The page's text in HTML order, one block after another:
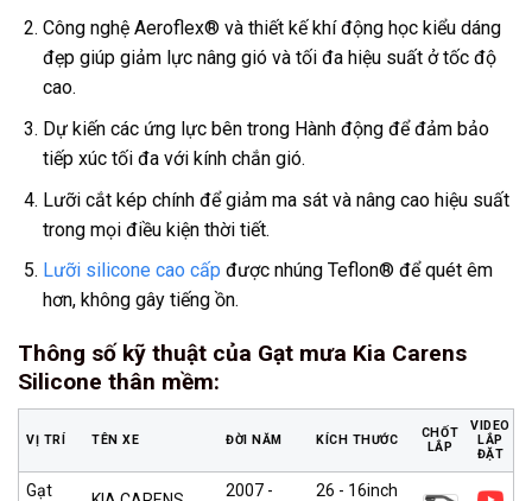
Công nghệ Aeroflex® và thiết kế khí động học kiểu dáng
đẹp giúp giảm lực nâng gió và tối đa hiệu suất ở tốc độ
cao.
Dự kiến các ứng lực bên trong Hành động để đảm bảo
tiếp xúc tối đa với kính chắn gió.
Lưỡi cắt kép chính để giảm ma sát và nâng cao hiệu suất
trong mọi điều kiện thời tiết.
Lưỡi silicone cao cấp được nhúng Teflon® để quét êm
hơn, không gây tiếng ồn.
Thông số kỹ thuật của Gạt mưa Kia Carens
Silicone thân mềm:
VỊ TRÍ TÊN XE ĐỜI NĂM KÍCH THƯỚC
CHỐT
LẮP
VIDEO
LẮP
ĐẶT
Gạt
2007 -
26 - 16inch